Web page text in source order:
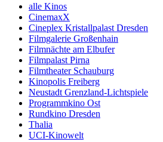
alle Kinos
CinemaxX
Cineplex Kristallpalast Dresden
Filmgalerie Großenhain
Filmnächte am Elbufer
Filmpalast Pirna
Filmtheater Schauburg
Kinopolis Freiberg
Neustadt Grenzland-Lichtspiele
Programmkino Ost
Rundkino Dresden
Thalia
UCI-Kinowelt